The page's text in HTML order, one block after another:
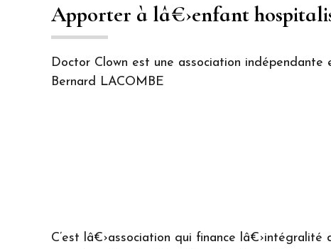
Apporter à lâ€›enfant
Doctor Clown est une association
Bernard LACOMBE
C’est lâ€›association qui finance